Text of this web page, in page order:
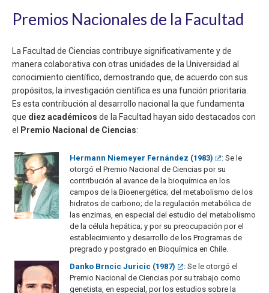
ADMISIÓN
ESTUDIANTES ACADÉMICOS
FUNCIONARIOS EGRESADOS
Premios Nacionales de la Facultad
La Facultad de Ciencias contribuye significativamente y de
manera colaborativa con otras unidades de la Universidad al
conocimiento científico, demostrando que, de acuerdo con sus
propósitos, la investigación científica es una función prioritaria.
Es esta contribución al desarrollo nacional la que fundamenta
que diez académicos de la Facultad hayan sido destacados con
el
Premio Nacional de Ciencias:
Hermann Niemeyer Fernández (1983)
: Se le
otorgó el Premio Nacional de Ciencias por su
contribución al avance de la bioquímica en los
campos de la Bioenergética; del metabolismo de los
hidratos de carbono; de la regulación metabólica de
las enzimas, en especial del estudio del metabolismo
de la célula hepática; y por su preocupación por el
establecimiento y desarrollo de los Programas de
pregrado y postgrado en Bioquímica en Chile.
Danko Brncic Juricic (1987)
: Se le otorgó el
Premio Nacional de Ciencias por su trabajo como
genetista, en especial, por los estudios sobre la